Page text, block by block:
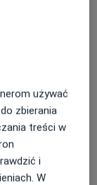
używać
zbierania
treści w
i
W